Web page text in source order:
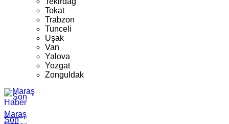
Tokat
Trabzon
Tunceli
Uşak
Van
Yalova
Yozgat
Zonguldak
Maraş
Son